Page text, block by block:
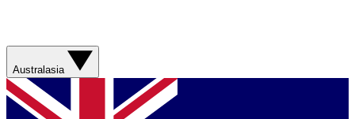
Australasia